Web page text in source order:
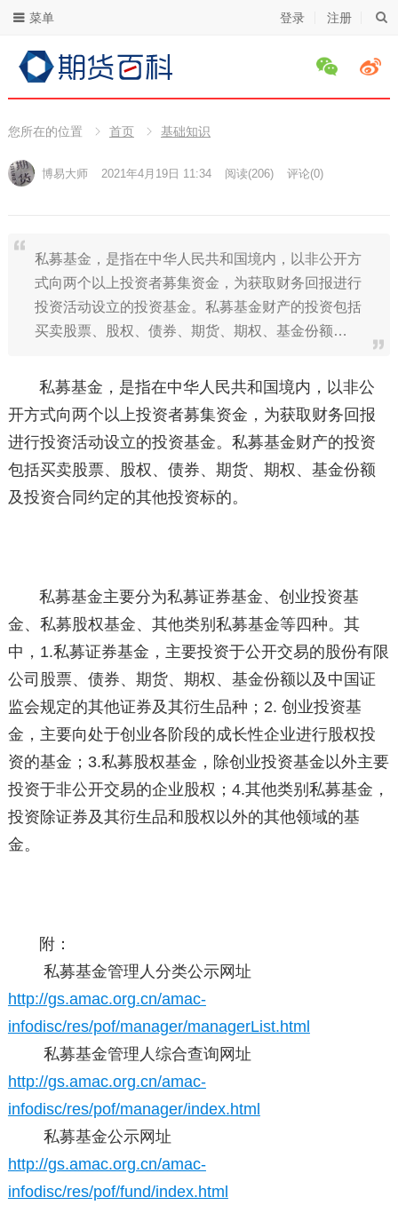
登录 注册
菜单
您所在的位置 首页 基础知识
博易大师 2021年4月19日 11:34 阅读(206) 评论(0)
私募基金，是指在中华人民共和国境内，以非公开方
式向两个以上投资者募集资金，为获取财务回报进行
投资活动设立的投资基金。私募基金财产的投资包括
买卖股票、股权、债券、期货、期权、基金份额…
私募基金，是指在中华人民共和国境内，以非公
开方式向两个以上投资者募集资金，为获取财务回报
进行投资活动设立的投资基金。私募基金财产的投资
包括买卖股票、股权、债券、期货、期权、基金份额
及投资合同约定的其他投资标的。
私募基金主要分为私募证券基金、创业投资基
金、私募股权基金、其他类别私募基金等四种。其
中，1.私募证券基金，主要投资于公开交易的股份有限
公司股票、债券、期货、期权、基金份额以及中国证
监会规定的其他证券及其衍生品种；2. 创业投资基
金，主要向处于创业各阶段的成长性企业进行股权投
资的基金；3.私募股权基金，除创业投资基金以外主要
投资于非公开交易的企业股权；4.其他类别私募基金，
投资除证券及其衍生品和股权以外的其他领域的基
金。
附：
私募基金管理人分类公示网址
http://gs.amac.org.cn/amac-
infodisc/res/pof/manager/managerList.html
私募基金管理人综合查询网址
http://gs.amac.org.cn/amac-
infodisc/res/pof/manager/index.html
私募基金公示网址
http://gs.amac.org.cn/amac-
infodisc/res/pof/fund/index.html